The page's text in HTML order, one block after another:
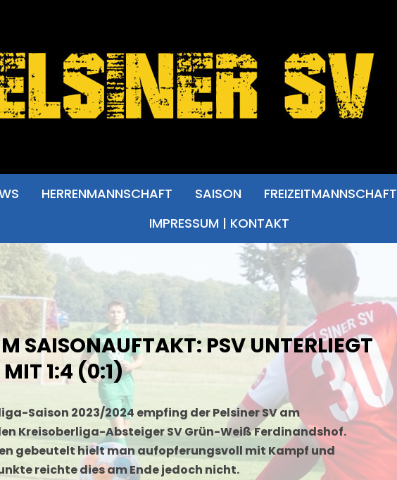
HERRENMANNSCHAFT SAISON FREIZEITMANNSCHAFT
IMPRESSUM | KONTAKT
SAISONAUFTAKT: PSV UNTERLIEGT
MIT 1:4 (0:1)
Saison 2023/2024 empfing der Pelsiner SV am
Kreisoberliga-Absteiger SV Grün-Weiß Ferdinandshof.
gebeutelt hielt man aufopferungsvoll mit Kampf und
reichte dies am Ende jedoch nicht.